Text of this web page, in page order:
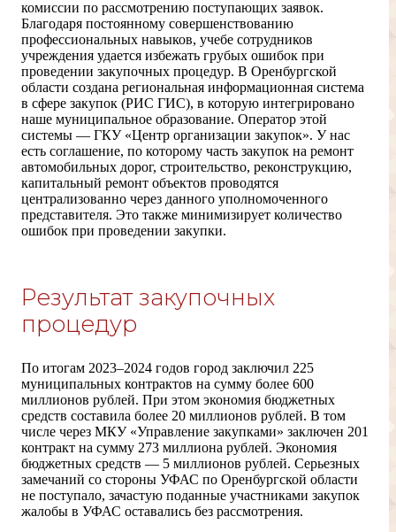
комиссии по рассмотрению поступающих заявок.
Благодаря постоянному совершенствованию
профессиональных навыков, учебе сотрудников
учреждения удается избежать грубых ошибок при
проведении закупочных процедур. В Оренбургской
области создана региональная информационная система
в сфере закупок (РИС ГИС), в которую интегрировано
наше муниципальное образование. Оператор этой
системы — ГКУ «Центр организации закупок». У нас
есть соглашение, по которому часть закупок на ремонт
автомобильных дорог, строительство, реконструкцию,
капитальный ремонт объектов проводятся
централизованно через данного уполномоченного
представителя. Это также минимизирует количество
ошибок при проведении закупки.
Результат закупочных
процедур
По итогам 2023–2024 годов город заключил 225
муниципальных контрактов на сумму более 600
миллионов рублей. При этом экономия бюджетных
средств составила более 20 миллионов рублей. В том
числе через МКУ «Управление закупками» заключен 201
контракт на сумму 273 миллиона рублей. Экономия
бюджетных средств — 5 миллионов рублей. Серьезных
замечаний со стороны УФАС по Оренбургской области
не поступало, зачастую поданные участниками закупок
жалобы в УФАС оставались без рассмотрения.